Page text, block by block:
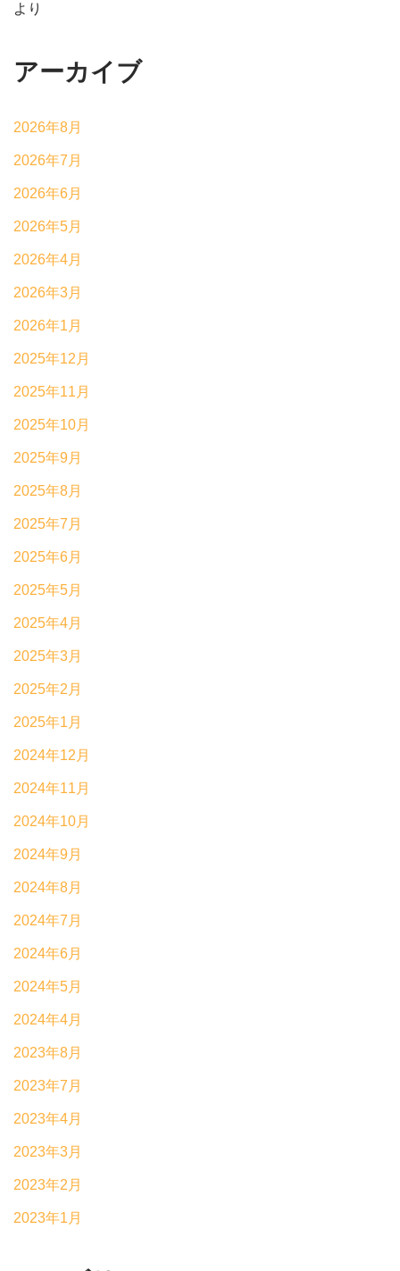
より
アーカイブ
2026年8月
2026年7月
2026年6月
2026年5月
2026年4月
2026年3月
2026年1月
2025年12月
2025年11月
2025年10月
2025年9月
2025年8月
2025年7月
2025年6月
2025年5月
2025年4月
2025年3月
2025年2月
2025年1月
2024年12月
2024年11月
2024年10月
2024年9月
2024年8月
2024年7月
2024年6月
2024年5月
2024年4月
2023年8月
2023年7月
2023年4月
2023年3月
2023年2月
2023年1月